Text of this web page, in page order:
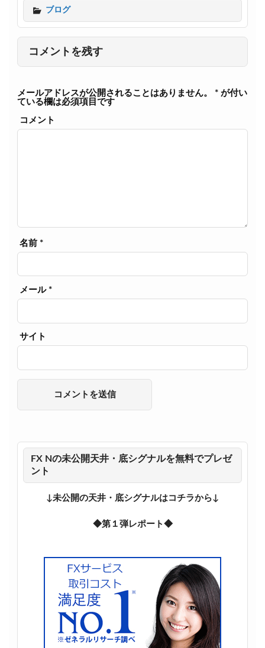
t
e
e
b
o
ブログ
コメントを残す
メールアドレスが公開されることはありません。 *が付い
ている欄は必須項目です
コメント
名前 *
メール *
サイト
FX Nの未公開天井・底シグナルを無料でプレゼ
ント
↓未公開の天井・底シグナルはコチラから↓
◆第１弾レポート◆